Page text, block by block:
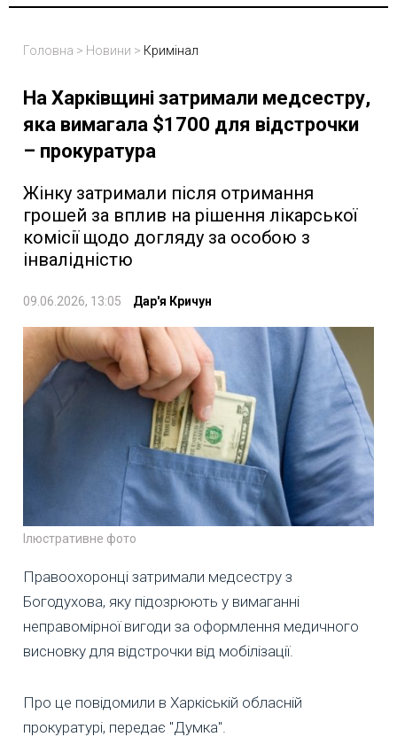
Головна > Новини > Кримінал
На Харківщині затримали медсестру,
яка вимагала $1700 для відстрочки
– прокуратура
Жінку затримали після отримання
грошей за вплив на рішення лікарської
комісії щодо догляду за особою з
інвалідністю
09.06.2026, 13:05 Дар'я Кричун
Ілюстративне фото
Правоохоронці затримали медсестру з
Богодухова, яку підозрюють у вимаганні
неправомірної вигоди за оформлення медичного
висновку для відстрочки від мобілізації.
Про це повідомили в Харкіській обласній
прокуратурі, передає "Думка".